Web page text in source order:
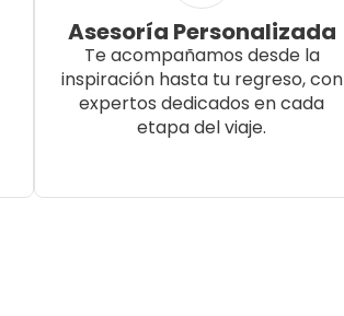
Asesoría Personalizada
Te acompañamos desde la
inspiración hasta tu regreso, con
expertos dedicados en cada
etapa del viaje.